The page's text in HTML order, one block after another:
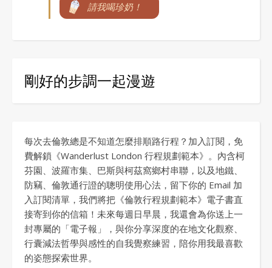
請我喝珍奶！
剛好的步調一起漫遊
每次去倫敦總是不知道怎麼排順路行程？加入訂閱，免
費解鎖《Wanderlust London 行程規劃範本》。內含柯
芬園、波羅市集、巴斯與柯茲窩鄉村串聯，以及地鐵、
防竊、倫敦通行證的聰明使用心法，留下你的 Email 加
入訂閱清單，我們將把《倫敦行程規劃範本》電子書直
接寄到你的信箱！未來每週日早晨，我還會為你送上一
封專屬的「電子報」，與你分享深度的在地文化觀察、
行囊減法哲學與感性的自我覺察練習，陪你用我最喜歡
的姿態探索世界。